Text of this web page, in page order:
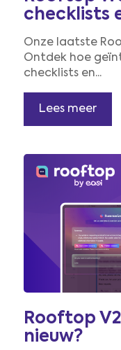
checklists
Onze laatste
Ontdek hoe
checklists en...
Lees meer
Rooftop
nieuw?